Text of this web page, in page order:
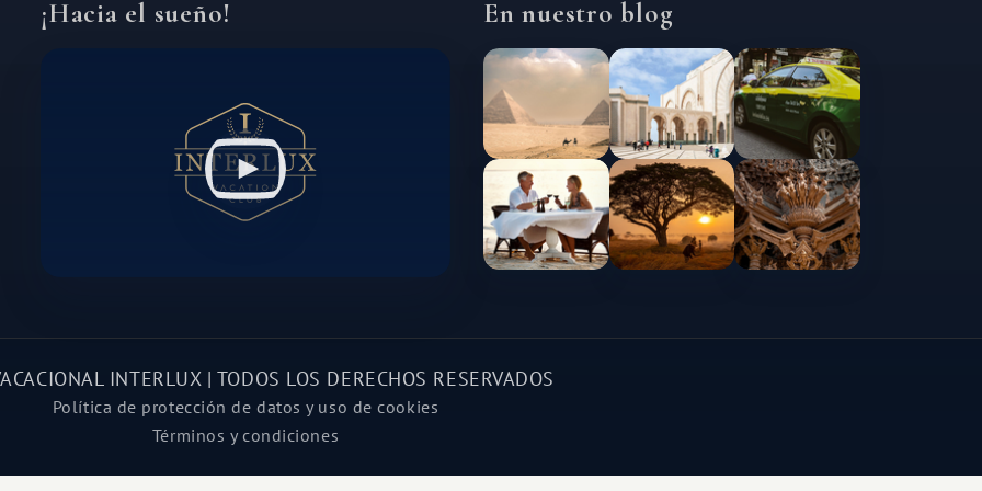
¡Hacia el sueño! En nuestro blog
INTERLUX | TODOS LOS DERECHOS RESERVADOS
Política de protección de datos y uso de cookies
Términos y condiciones